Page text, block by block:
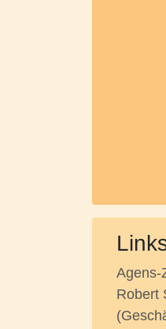
Agens-
Robert